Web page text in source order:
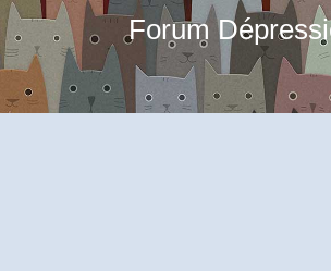
Forum